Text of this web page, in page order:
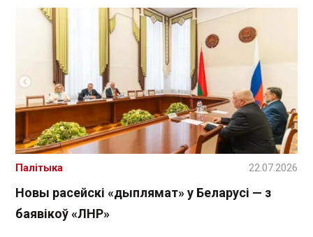
Новы расейскі «дыплямат» у Беларусі — з
баявікоў «ЛНР»
Палітыка 22.07.2026